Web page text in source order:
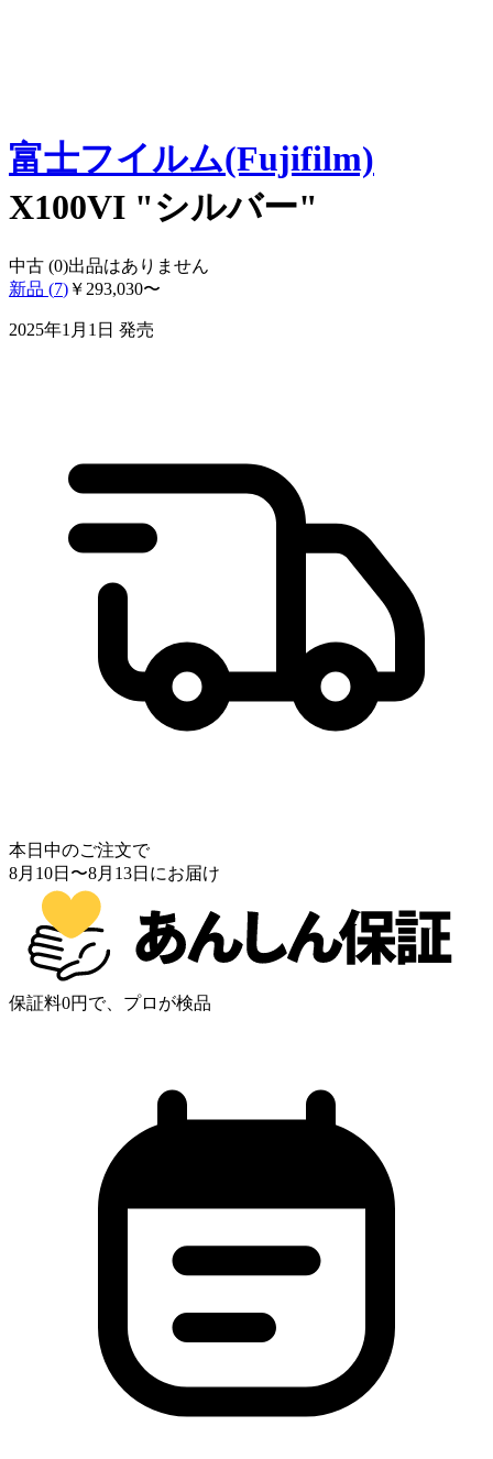
富士フイルム(Fujifilm)
X100VI "シルバー"
中古 (0)出品はありません
新品 (7) ￥ 293,030〜
2025年1月1日 発売
本日中のご注文で
8月10日 〜8月13日 にお届け
保証料0円で、プロが検品